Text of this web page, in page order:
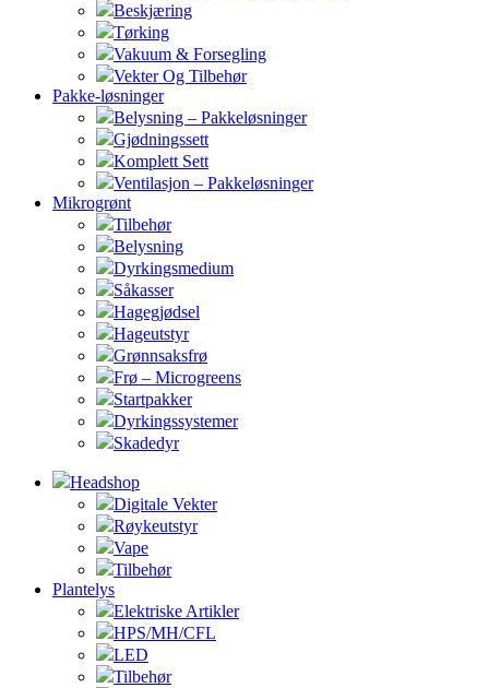
Beskjæring
Tørking
Vakuum & Forsegling
Vekter Og Tilbehør
Pakke-løsninger
Belysning – Pakkeløsninger
Gjødningssett
Komplett Sett
Ventilasjon – Pakkeløsninger
Mikrogrønt
Tilbehør
Belysning
Dyrkingsmedium
Såkasser
Hagegjødsel
Hageutstyr
Grønnsaksfrø
Frø – Microgreens
Startpakker
Dyrkingssystemer
Skadedyr
Headshop
Digitale Vekter
Røykeutstyr
Vape
Tilbehør
Plantelys
Elektriske Artikler
HPS/MH/CFL
LED
Tilbehør